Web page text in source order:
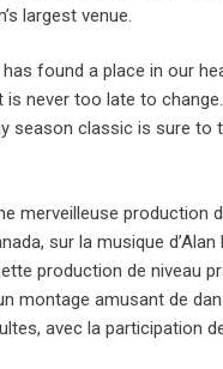
largest venue.
found a place in our
never too late to
season classic is sure to
merveilleuse production
sur la musique d’Alan
production de niveau
montage amusant de
avec la participation